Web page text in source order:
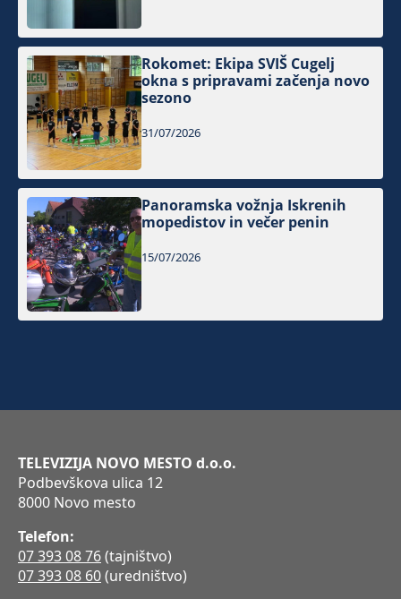
Rokomet: Ekipa SVIŠ Cugelj
okna s pripravami začenja novo
sezono
31/07/2026
Panoramska vožnja Iskrenih
mopedistov in večer penin
15/07/2026
TELEVIZIJA NOVO MESTO d.o.o.
Podbevškova ulica 12
8000 Novo mesto
Telefon:
07 393 08 76(tajništvo)
07 393 08 60(uredništvo)